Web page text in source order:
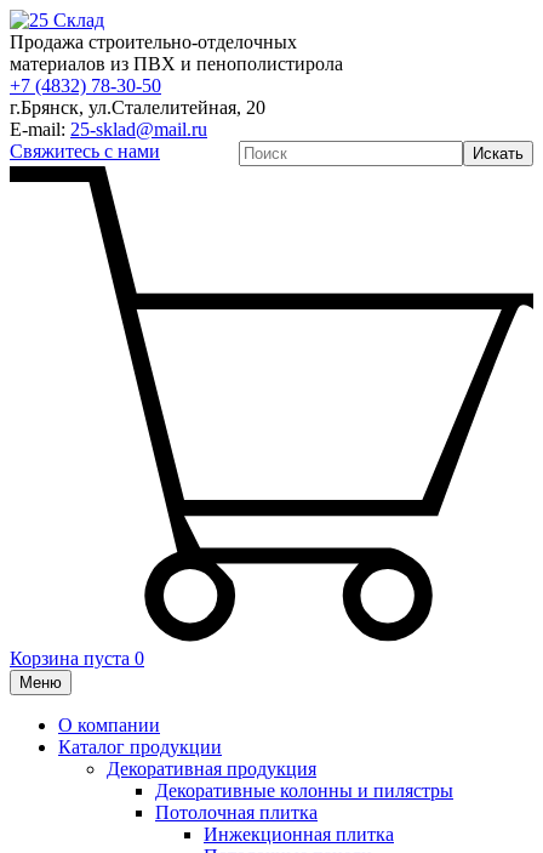
Продажа строительно-отделочных
материалов из ПВХ и пенополистирола
+7 (4832) 78-30-50
г.Брянск, ул.Сталелитейная, 20
E-mail: 25-sklad@mail.ru
Свяжитесь с нами
Искать
Корзина пуста 0
Меню
О компании
Каталог продукции
Декоративная продукция
Декоративные колонны и пилястры
Потолочная плитка
Инжекционная плитка